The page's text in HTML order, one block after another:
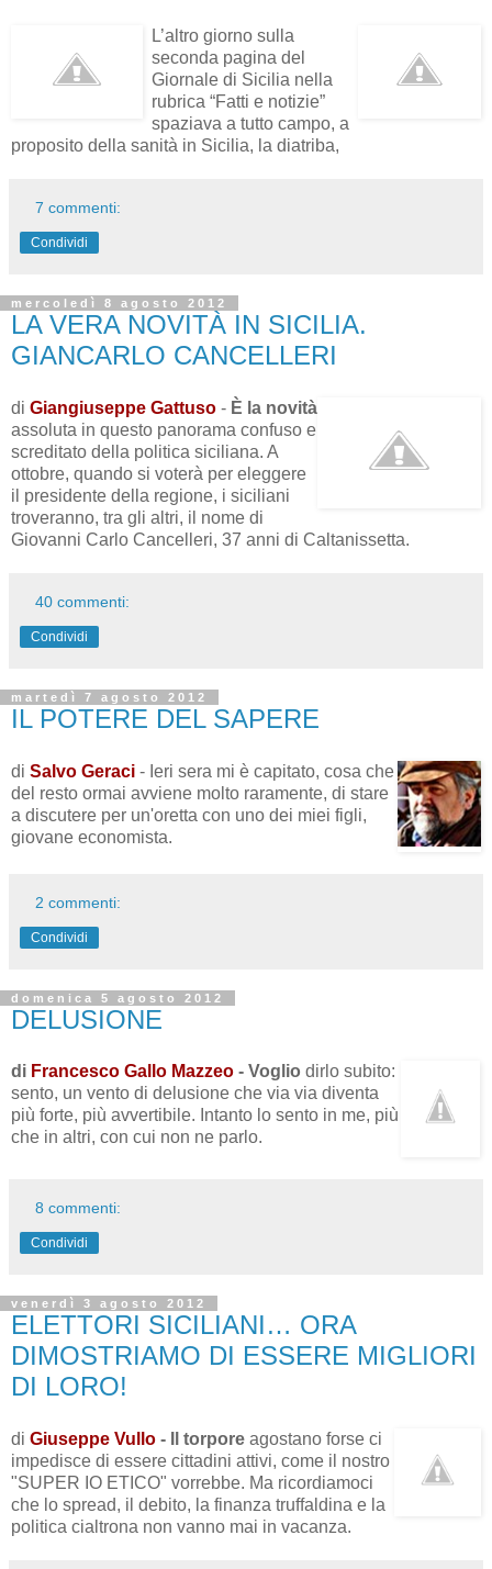
L’altro giorno sulla
seconda pagina del
Giornale di Sicilia nella
rubrica “Fatti e notizie”
spaziava a tutto campo, a
proposito della sanità in Sicilia, la diatriba,
7 commenti:
Condividi
mercoledì 8 agosto 2012
LA VERA NOVITÀ IN SICILIA.
GIANCARLO CANCELLERI
di Giangiuseppe Gattuso - È la novità
assoluta in questo panorama confuso e
screditato della politica siciliana. A
ottobre, quando si voterà per eleggere
il presidente della regione, i siciliani
troveranno, tra gli altri, il nome di
Giovanni Carlo Cancelleri, 37 anni di Caltanissetta.
40 commenti:
Condividi
martedì 7 agosto 2012
IL POTERE DEL SAPERE
di Salvo Geraci - Ieri sera mi è capitato, cosa che
del resto ormai avviene molto raramente, di stare
a discutere per un'oretta con uno dei miei figli,
giovane economista.
2 commenti:
Condividi
domenica 5 agosto 2012
DELUSIONE
di Francesco Gallo Mazzeo - Voglio dirlo subito:
sento, un vento di delusione che via via diventa
più forte, più avvertibile. Intanto lo sento in me, più
che in altri, con cui non ne parlo.
8 commenti:
Condividi
venerdì 3 agosto 2012
ELETTORI SICILIANI… ORA
DIMOSTRIAMO DI ESSERE MIGLIORI
DI LORO!
di Giuseppe Vullo - Il torpore agostano forse ci
impedisce di essere cittadini attivi, come il nostro
"SUPER IO ETICO" vorrebbe. Ma ricordiamoci
che lo spread, il debito, la finanza truffaldina e la
politica cialtrona non vanno mai in vacanza.